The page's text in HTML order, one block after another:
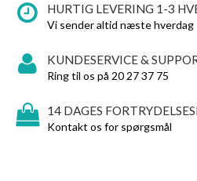
HURTIG LEVERING 1-3
Vi sender altid næste hverdag
KUNDESERVICE &
Ring til os på 20 27 37 75
14 DAGES
Kontakt os for spørgsmål